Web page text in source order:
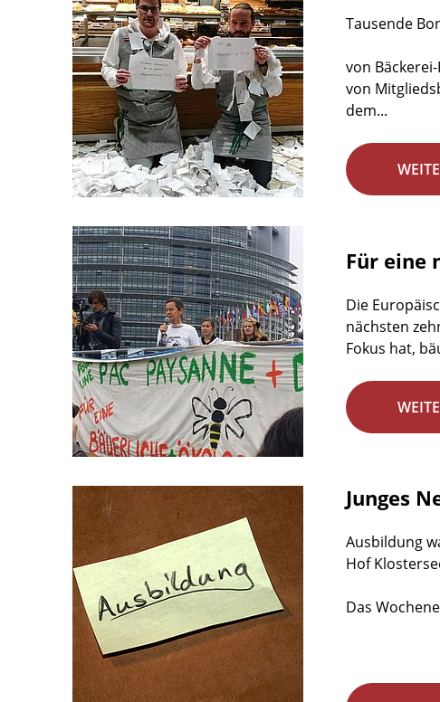
Tausende
von
von
dem...
Für eine
Die
nächsten
Fokus hat,
Junges
Ausbildung
Hof
Das